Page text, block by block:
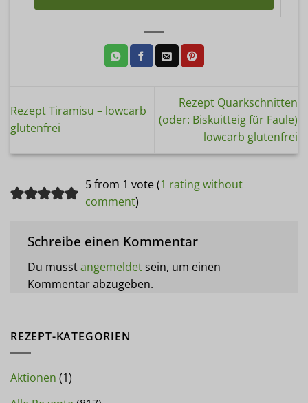
Rezept Tiramisu – lowcarb
glutenfrei
Rezept Quarkschnitten
(oder: Biskuitteig für Faule)
lowcarb glutenfrei
5 from 1 vote (1 rating without
comment)
Schreibe einen Kommentar
Du musstangemeldetsein, um einen
Kommentar abzugeben.
REZEPT-KATEGORIEN
Aktionen (1)